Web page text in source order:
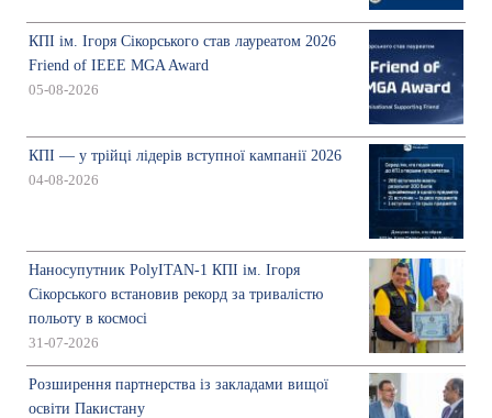
КПІ ім. Ігоря Сікорського став лауреатом 2026
Friend of IEEE MGA Award
05-08-2026
КПІ — у трійці лідерів вступної кампанії 2026
04-08-2026
Наносупутник PolyITAN-1 КПІ ім. Ігоря
Сікорського встановив рекорд за тривалістю
польоту в космосі
31-07-2026
Розширення партнерства із закладами вищої
освіти Пакистану